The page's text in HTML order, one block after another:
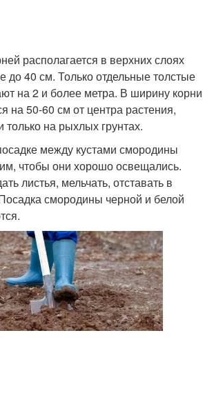
располагается в верхних слоях
до 40 см. Только отдельные толстые
на 2 и более метра. В ширину корни
на 50-60 см от центра растения,
на рыхлых грунтах.
между кустами смородины
чтобы они хорошо освещались.
листья, мельчать, отставать в
смородины черной и белой